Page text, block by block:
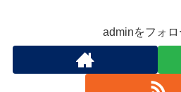
adminをフォロ